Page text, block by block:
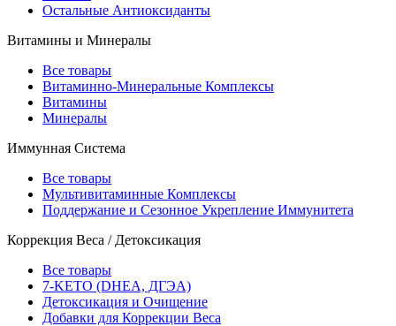
Остальные Антиоксиданты
Витамины и Минералы
Все товары
Витаминно-Минеральные Комплексы
Витамины
Минералы
Иммунная Система
Все товары
Мультивитаминные Комплексы
Поддержание и Сезонное Укрепление Иммунитета
Коррекция Веса / Детоксикация
Все товары
7-KETO (DHEA, ДГЭА)
Детоксикация и Очищение
Добавки для Коррекции Веса